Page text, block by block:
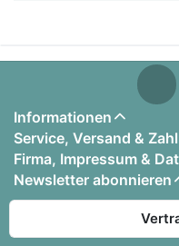
Informationen
Service, Versand &
Firma, Impressum &
Newsletter abonnieren